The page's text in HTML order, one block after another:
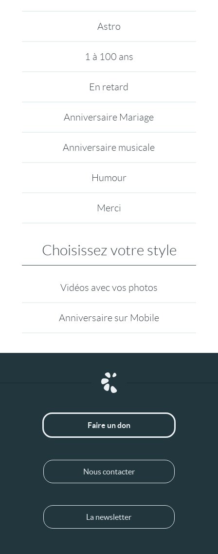
Astro
1 à 100 ans
En retard
Anniversaire Mariage
Anniversaire musicale
Humour
Merci
Choisissez votre style
Vidéos avec vos photos
Anniversaire sur Mobile
Faire un don
Nous contacter
La newsletter